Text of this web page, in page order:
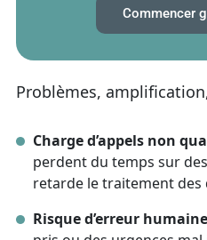
Commencer
Problèmes,
Charge d’appels non
perdent du temps sur
retarde le traitement des
Risque d’erreur humaine